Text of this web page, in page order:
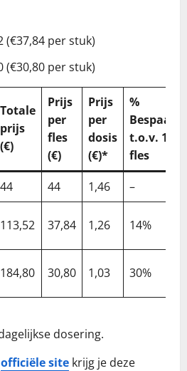
(€37,84 per stuk)
(€30,80 per stuk)
Totale
prijs
(€)
Prijs
per
fles
(€)
Prijs
per
dosis
(€)*
%
Bespaard
t.o.v. 1
fles
44 44 1,46
–
113,52 37,84 1,26 14%
184,80 30,80 1,03 30%
dosering.
officiële site krijg je deze